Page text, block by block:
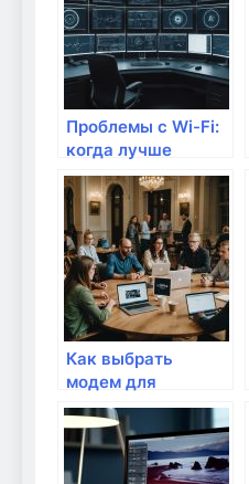
Проблемы с Wi-Fi:
когда лучше
заменить
маршрутизатор?
Как выбрать
модем для
домашнего
интернета